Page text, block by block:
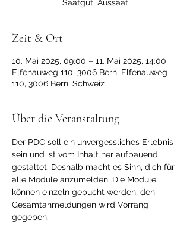
Saatgut, Aussaat
Zeit & Ort
10. Mai 2025, 09:00 – 11. Mai 2025, 14:00
Elfenauweg 110, 3006 Bern, Elfenauweg
110, 3006 Bern, Schweiz
Über die Veranstaltung
Der PDC soll ein unvergessliches Erlebnis
sein und ist vom Inhalt her aufbauend
gestaltet. Deshalb macht es Sinn, dich für
alle Module anzumelden. Die Module
können einzeln gebucht werden, den
Gesamtanmeldungen wird Vorrang
gegeben.